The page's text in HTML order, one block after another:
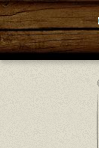
Ga
direct
naar
de
hoofdinhoud